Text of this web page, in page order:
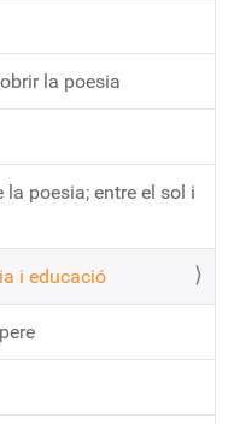
la poesia
poesia; entre el sol i
i educació